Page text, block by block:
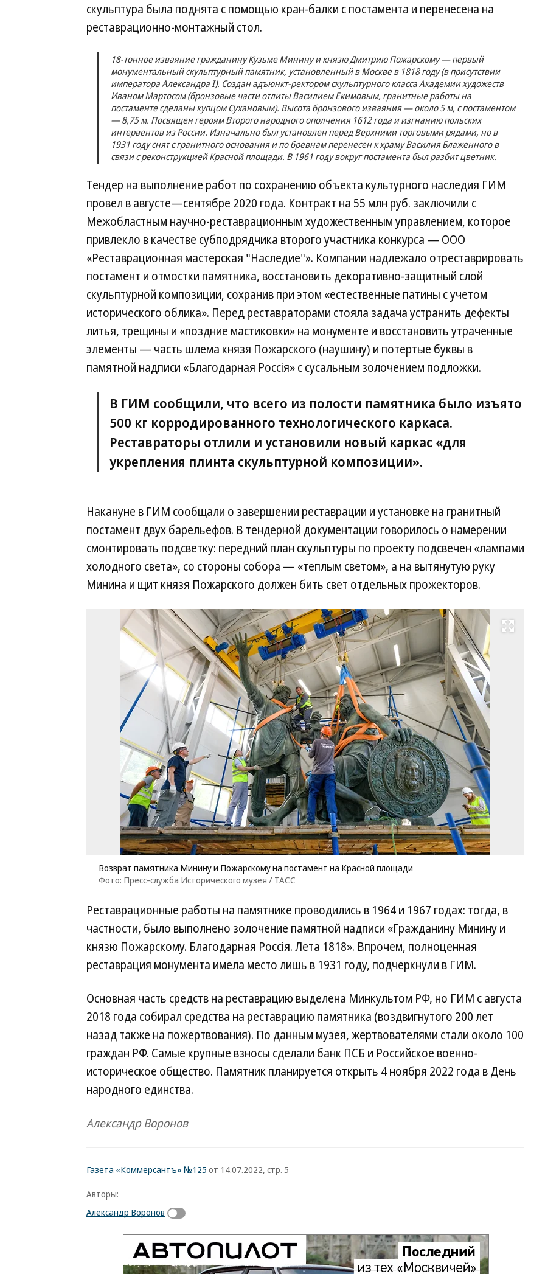
скульптура была поднята с помощью кран-балки с постамента и перенесена на
реставрационно-монтажный стол.
18-тонное изваяние гражданину Кузьме Минину и князю Дмитрию Пожарскому — первый
монументальный скульптурный памятник, установленный в Москве в 1818 году (в присутствии
императора Александра I). Создан адъюнкт-ректором скульптурного класса Академии художеств
Иваном Мартосом (бронзовые части отлиты Василием Екимовым, гранитные работы на
постаменте сделаны купцом Сухановым). Высота бронзового изваяния — около 5 м, с постаментом
— 8,75 м. Посвящен героям Второго народного ополчения 1612 года и изгнанию польских
интервентов из России. Изначально был установлен перед Верхними торговыми рядами, но в
1931 году снят с гранитного основания и по бревнам перенесен к храму Василия Блаженного в
связи с реконструкцией Красной площади. В 1961 году вокруг постамента был разбит цветник.
Тендер на выполнение работ по сохранению объекта культурного наследия ГИМ
провел в августе—сентябре 2020 года. Контракт на 55 млн руб. заключили с
Межобластным научно-реставрационным художественным управлением, которое
привлекло в качестве субподрядчика второго участника конкурса — ООО
«Реставрационная мастерская "Наследие"». Компании надлежало отреставрировать
постамент и отмостки памятника, восстановить декоративно-защитный слой
скульптурной композиции, сохранив при этом «естественные патины с учетом
исторического облика». Перед реставраторами стояла задача устранить дефекты
литья, трещины и «поздние мастиковки» на монументе и восстановить утраченные
элементы — часть шлема князя Пожарского (наушину) и потертые буквы в
памятной надписи «Благодарная Россiя» с сусальным золочением подложки.
В ГИМ сообщили, что всего из полости памятника было изъято
500 кг корродированного технологического каркаса.
Реставраторы отлили и установили новый каркас «для
укрепления плинта скульптурной композиции».
Накануне в ГИМ сообщали о завершении реставрации и установке на гранитный
постамент двух барельефов. В тендерной документации говорилось о намерении
смонтировать подсветку: передний план скульптуры по проекту подсвечен «лампами
холодного света», со стороны собора — «теплым светом», а на вытянутую руку
Минина и щит князя Пожарского должен бить свет отдельных прожекторов.
Развернуть на весь экран
Возврат памятника Минину и Пожарскому на постамент на Красной площади
Фото: Пресс-служба Исторического музея / ТАСС
Реставрационные работы на памятнике проводились в 1964 и 1967 годах: тогда, в
частности, было выполнено золочение памятной надписи «Гражданину Минину и
князю Пожарскому. Благодарная Россiя. Лета 1818». Впрочем, полноценная
реставрация монумента имела место лишь в 1931 году, подчеркнули в ГИМ.
Основная часть средств на реставрацию выделена Минкультом РФ, но ГИМ с августа
2018 года собирал средства на реставрацию памятника (воздвигнутого 200 лет
назад также на пожертвования). По данным музея, жертвователями стали около 100
граждан РФ. Самые крупные взносы сделали банк ПСБ и Российское военно-
историческое общество. Памятник планируется открыть 4 ноября 2022 года в День
народного единства.
Александр Воронов
Газета «Коммерсантъ» №125 от 14.07.2022, стр. 5
Авторы:
Александр Воронов